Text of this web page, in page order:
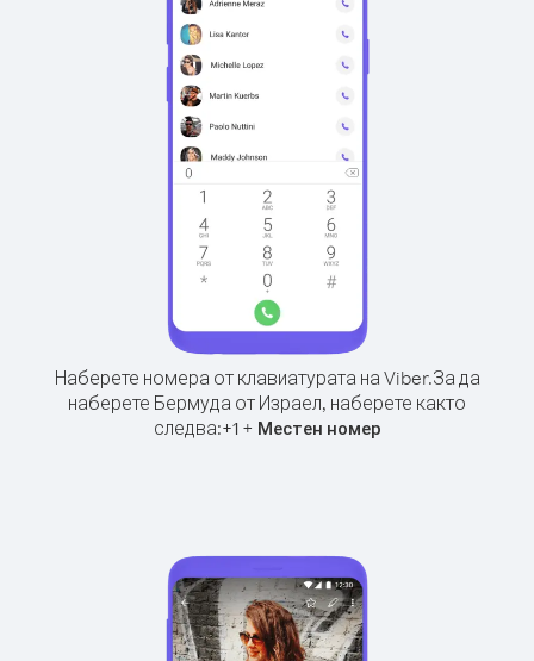
Наберете номера от клавиатурата на Viber.За да
наберете Бермуда от Израел, наберете както
следва:+1+ Местен номер